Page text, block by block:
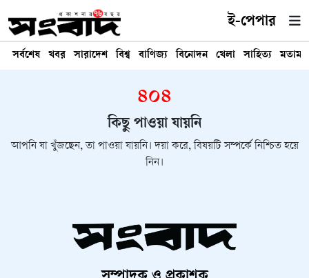
ই-পেপার
সর্বশেষ খবর সারাদেশ বিশ্ব বাণিজ্য বিনোদন খেলা সাহিত্য মতামত
৪০৪
কিছু পাওয়া যায়নি
আপনি যা খুঁজছেন, তা পাওয়া যায়নি। দয়া করে, বিষয়টি সম্পর্কে নিশ্চিত হয়ে
নিন।